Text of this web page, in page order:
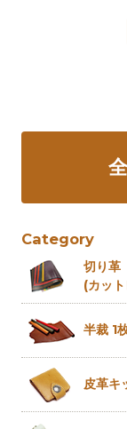
Category
切り革
(カッ
半裁 1
皮革キ